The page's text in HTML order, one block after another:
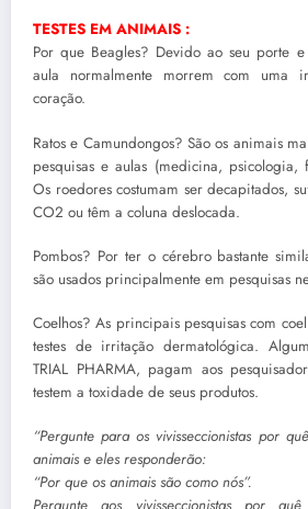
TESTES EM ANIMAIS :
Por que Beagles? Devido ao seu porte
aula normalmente morrem com uma
coração.
Ratos e Camundongos? São os animais
pesquisas e aulas (medicina, psicologia,
Os roedores costumam ser decapitados,
CO2 ou têm a coluna deslocada.
Pombos? Por ter o cérebro bastante
são usados principalmente em pesquisas
Coelhos? As principais pesquisas com
testes de irritação dermatológica.
TRIAL PHARMA, pagam aos
testem a toxidade de seus produtos.
“Pergunte para os vivisseccionistas por
animais e eles responderão:
“Por que os animais são como nós”.